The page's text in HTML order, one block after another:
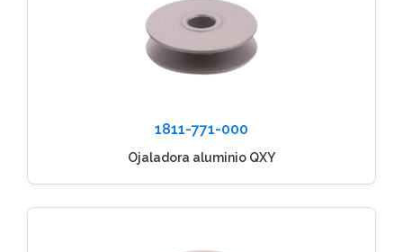
1811-771-000
Ojaladora aluminio QXY